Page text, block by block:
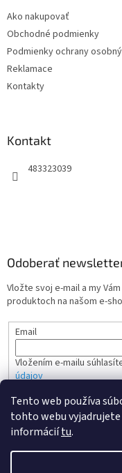
Tento web používa
tohto webu vyjadrujete
informáciítu.
Ako nakupovať
Obchodné podmienky
Podmienky ochrany
Reklamace
Kontakty
Kontakt
483323039
Odoberať
Vložte svoj e-mail a my
produktoch na našom e-
Email
Vložením e-mailu
údajov
PRIHLÁSIŤ SA